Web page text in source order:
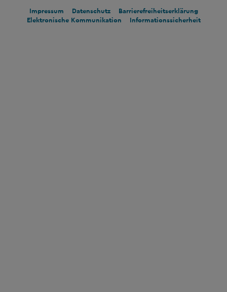
Impressum Datenschutz
Barrierefreiheitserklärung
Elektronische Kommunikation
Informationssicherheit